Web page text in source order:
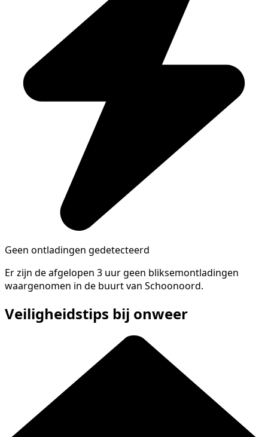
Geen ontladingen gedetecteerd
Er zijn de afgelopen 3 uur geen bliksemontladingen
waargenomen in de buurt van Schoonoord.
Veiligheidstips bij onweer